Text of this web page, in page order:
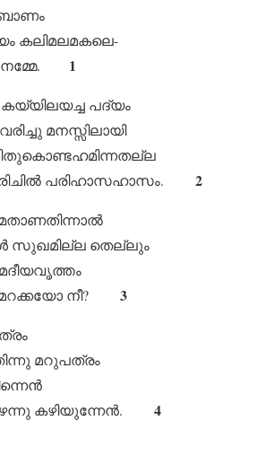
കലിമലമകലെ-
1
കയ്യിലയച്ച പദ്യം
മനസ്സിലായി
പരിഹാസഹാസം.
2
സുഖമില്ല തെല്ലും
നീ?
3
മറുപത്രം
കഴിയുന്നേൻ.
4